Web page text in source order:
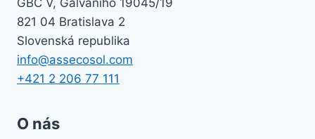
GBC V, Galvaniho 19045/19
821 04 Bratislava 2
Slovenská republika
info@assecosol.com
+421 2 206 77 111
O nás